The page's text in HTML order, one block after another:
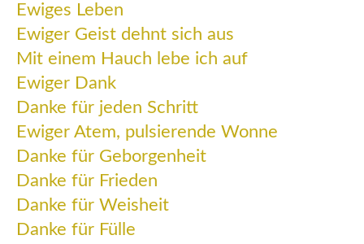
Ewiges Leben
Ewiger Geist dehnt sich aus
Mit einem Hauch lebe ich auf
Ewiger Dank
Danke für jeden Schritt
Ewiger Atem, pulsierende Wonne
Danke für Geborgenheit
Danke für Frieden
Danke für Weisheit
Danke für Fülle